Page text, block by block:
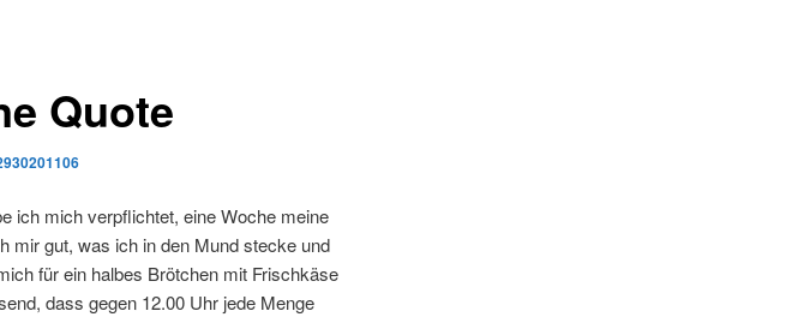
Quote
ich mich verpflichtet, eine Woche meine
mir gut, was ich in den Mund stecke und
für ein halbes Brötchen mit Frischkäse
dass gegen 12.00 Uhr jede Menge